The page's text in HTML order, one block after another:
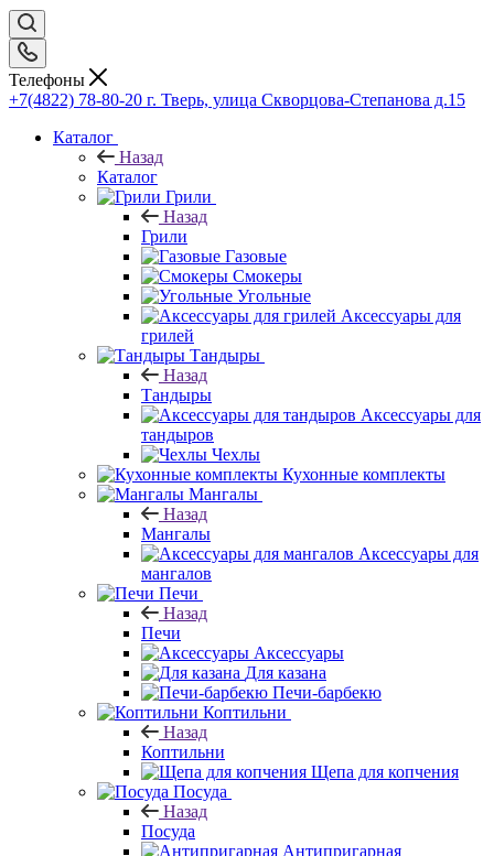
Телефоны
+7(4822) 78-80-20 г. Тверь, улица Скворцова-Степанова д.15
Каталог
Назад
Каталог
Грили
Назад
Грили
Газовые
Смокеры
Угольные
Аксессуары для
грилей
Тандыры
Назад
Тандыры
Аксессуары для
тандыров
Чехлы
Кухонные комплекты
Мангалы
Назад
Мангалы
Аксессуары для
мангалов
Печи
Назад
Печи
Аксессуары
Для казана
Печи-барбекю
Коптильни
Назад
Коптильни
Щепа для копчения
Посуда
Назад
Посуда
Антипригарная